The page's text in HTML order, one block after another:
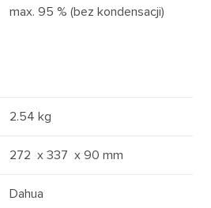
max. 95 % (bez kondensacji)
2.54 kg
272 x 337 x 90 mm
Dahua